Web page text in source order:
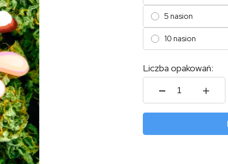
5 nasion
10 nasion
Liczba opakowań:
ilość
Girl
Scout